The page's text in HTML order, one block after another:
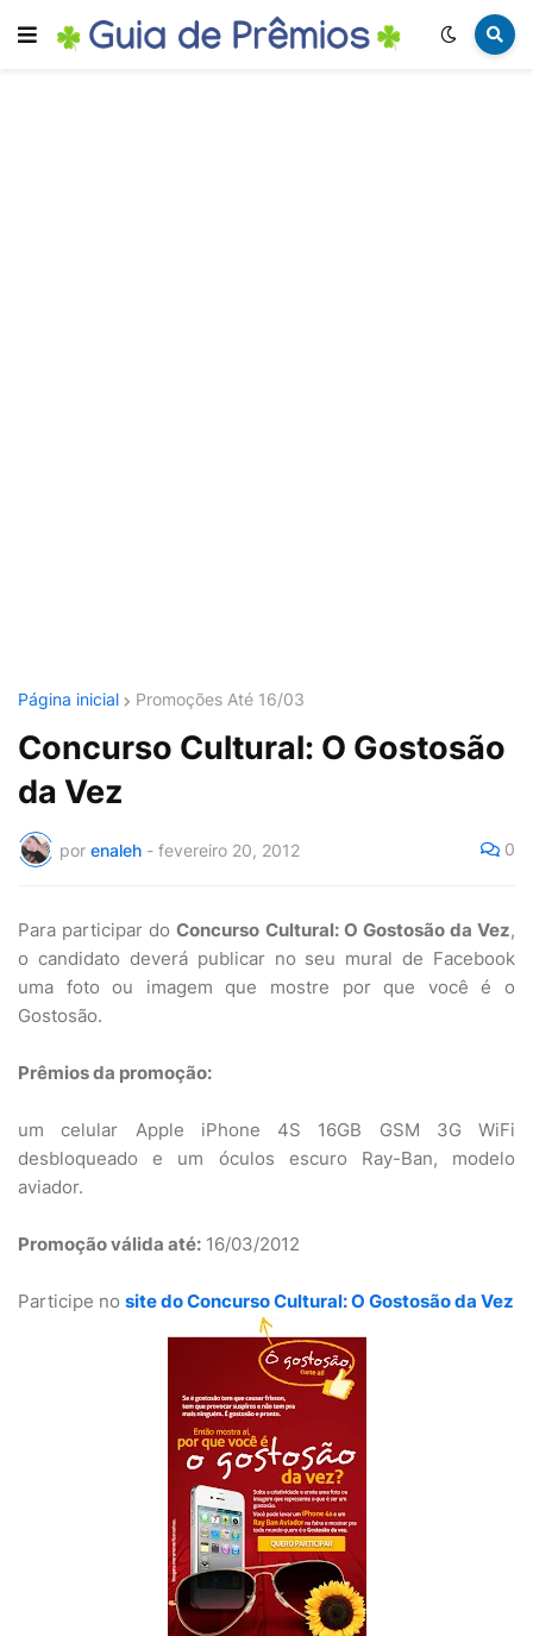
Página inicial Promoções Até 16/03
Concurso Cultural: O Gostosão
da Vez
por enaleh - fevereiro 20, 2012 0
Para participar doConcurso Cultural: O Gostosão da Vez,
o candidato deverá publicar no seu mural de Facebook
uma foto ou imagem que mostre por que você é o
Gostosão.
Prêmios da promoção:
um celular Apple iPhone 4S 16GB GSM 3G WiFi
desbloqueado e um óculos escuro Ray-Ban, modelo
aviador.
Promoção válida até: 16/03/2012
Participe no site do Concurso Cultural: O Gostosão da Vez